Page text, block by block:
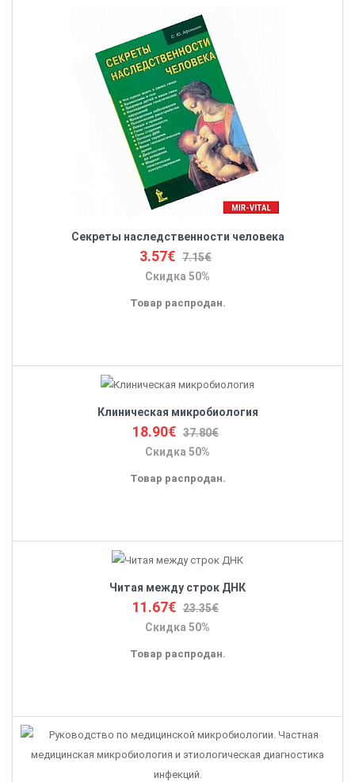
Секреты наследственности человека
3.57€ 7.15€
Скидка 50%
Товар распродан.
Клиническая микробиология
18.90€ 37.80€
Скидка 50%
Товар распродан.
Читая между строк ДНК
11.67€ 23.35€
Скидка 50%
Товар распродан.